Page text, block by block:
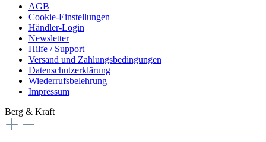
AGB
Cookie-Einstellungen
Händler-Login
Newsletter
Hilfe / Support
Versand und Zahlungsbedingungen
Datenschutzerklärung
Wiederrufsbelehrung
Impressum
Berg & Kraft